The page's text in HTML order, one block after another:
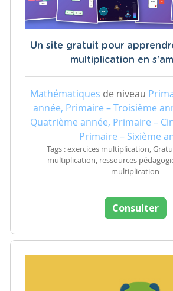
Un site gratuit pour
multiplication en
Mathématiques de niveau
année, Primaire – Troisième
Quatrième année, Primaire –
Primaire – Sixième
Tags : exercices multiplication,
multiplication, ressources
multiplication
Consulter